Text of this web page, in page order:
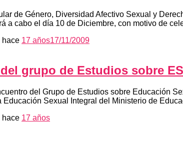
de Género, Diversidad Afectivo Sexual y
a cabo el día 10 de Diciembre, con motivo de
hace 17 años17/11/2009
grupo de Estudios sobre
del Grupo de Estudios sobre Educación
Educación Sexual Integral del Ministerio de
hace 17 años